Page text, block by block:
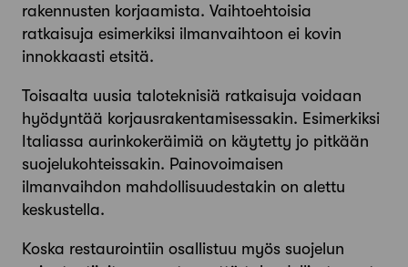
rakennusten korjaamista. Vaihtoehtoisia
ratkaisuja esimerkiksi ilmanvaihtoon ei kovin
innokkaasti etsitä.
Toisaalta uusia taloteknisiä ratkaisuja voidaan
hyödyntää korjausrakentamisessakin. Esimerkiksi
Italiassa aurinkokeräimiä on käytetty jo pitkään
suojelukohteissakin. Painovoimaisen
ilmanvaihdon mahdollisuudestakin on alettu
keskustella.
Koska restaurointiin osallistuu myös suojelun